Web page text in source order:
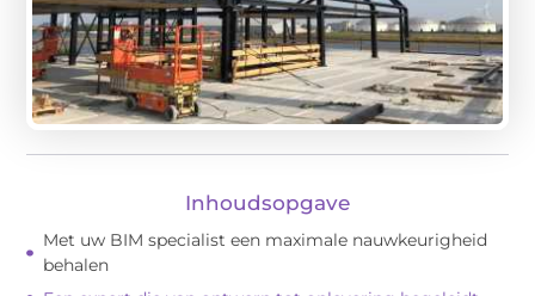
Inhoudsopgave
Met uw BIM specialist een maximale nauwkeurigheid
behalen